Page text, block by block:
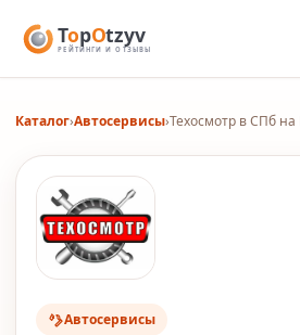
Каталог›Автосервисы›Техосмотр в СПб
Автосервисы